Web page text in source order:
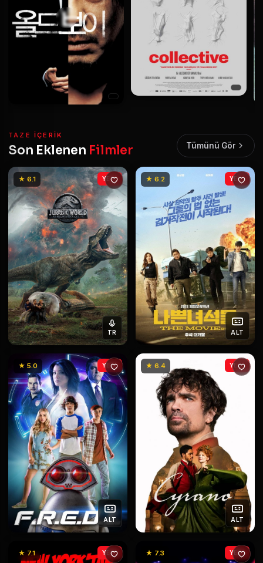
TAZE IÇERIK
Son Eklenen Filmler Tümünü Gör
★ 6.1
TR
YENİ ★ 6.2
ALT
YENİ
★ 5.0
ALT
YENİ ★ 6.4
ALT
YENİ
★ 7.1 YENİ ★ 7.3 YENİ